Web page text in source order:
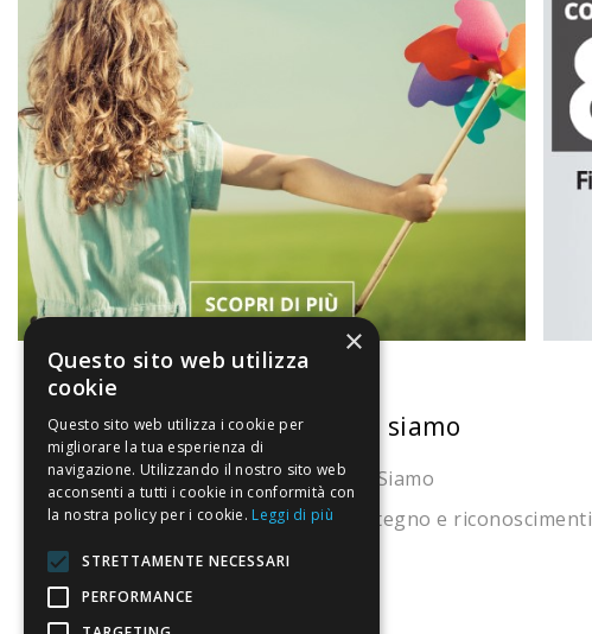
La nostra convenienza
Il risparmio che fa ambiente
Il nostro manifesto
Il blog
Perché fidarti
Chi siamo
Chi Siamo
Sostegno e riconoscimenti
×
Questo sito web utilizza
cookie
Questo sito web utilizza i cookie per
migliorare la tua esperienza di
navigazione. Utilizzando il nostro sito web
acconsenti a tutti i cookie in conformità con
la nostra policy per i cookie. Leggi di più
STRETTAMENTE NECESSARI
PERFORMANCE